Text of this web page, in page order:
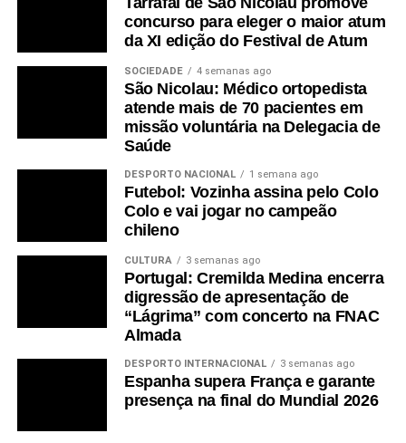
concurso para eleger o maior atum
da XI edição do Festival de Atum
SOCIEDADE 4 semanas ago
São Nicolau: Médico ortopedista
atende mais de 70 pacientes em
missão voluntária na Delegacia de
Saúde
DESPORTO NACIONAL 1 semana ago
Futebol: Vozinha assina pelo Colo
Colo e vai jogar no campeão
chileno
CULTURA 3 semanas ago
Portugal: Cremilda Medina encerra
digressão de apresentação de
“Lágrima” com concerto na FNAC
Almada
DESPORTO INTERNACIONAL 3 semanas ago
Espanha supera França e garante
presença na final do Mundial 2026